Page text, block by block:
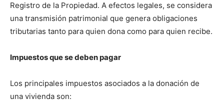
Registro de la Propiedad. A efectos legales, se considera
una transmisión patrimonial que genera obligaciones
tributarias tanto para quien dona como para quien recibe.
Impuestos que se deben pagar
Los principales impuestos asociados a la donación de
una vivienda son: